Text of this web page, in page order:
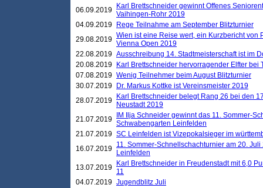
06.09.2019
Karl Brettschneider gewinnt Offenes
Vaihingen-Rohr 2019
04.09.2019
Rege Teilnahme am September Blitzturnier
29.08.2019 Wien ist eine Reise wert, ein Kurzbericht von
Vienna Open 2019
22.08.2019 Ausschreibung 14. Stadtmeisterschaft ist im
20.08.2019
Karl Brettschneider hervorragender Elfter bei
07.08.2019 Wenig Teilnehmer beim August Blitzturnier
30.07.2019
Dr. Markus Kottke ist Vereinsmeister 2019
28.07.2019
Karl Brettschneider belegt Rang 26 bei den
Neustadt 2019
21.07.2019
IM Ilja Schneider gewinnt das 11. Sommer-
Schwabengarten Leinfelden
21.07.2019 SC Leinfelden ist Vizepokalsieger im
16.07.2019 11. Sommer-Schnellschachturnier am 20.
Leinfelden
13.07.2019
Karl Brettschneider in Freudenstadt mit 6,0
11
04.07.2019 Jugendblitz Juli